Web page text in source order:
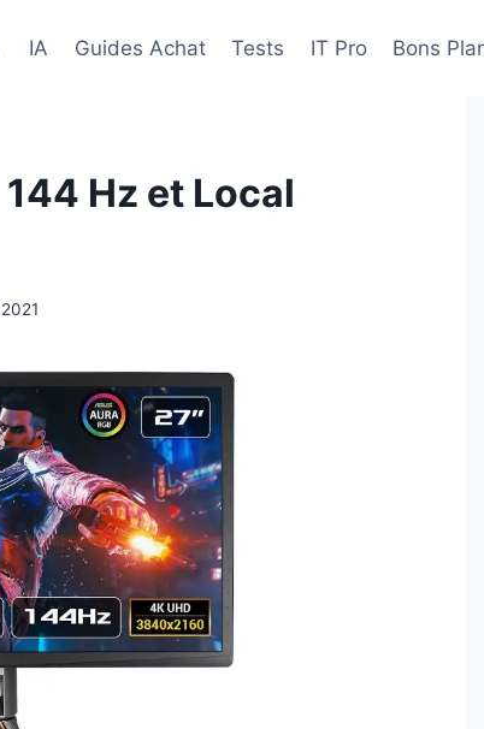
IA Guides Achat Tests IT Pro Bons
144 Hz et Local